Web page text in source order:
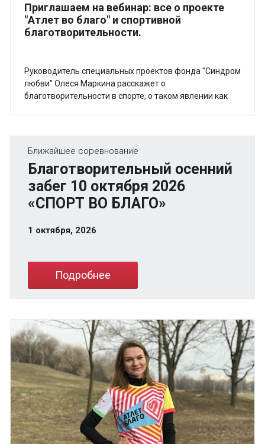
Приглашаем на вебинар: все о проекте
"Атлет во благо" и спортивной
благотворительности.
Руководитель специальных проектов фонда "Синдром
любви" Олеся Маркина расскажет о
благотворительности в спорте, о таком явлении как
Ближайшее соревнование
Благотворительный осенний
забег 10 октября 2026
«СПОРТ ВО БЛАГО»
1 октября, 2026
Подробнее